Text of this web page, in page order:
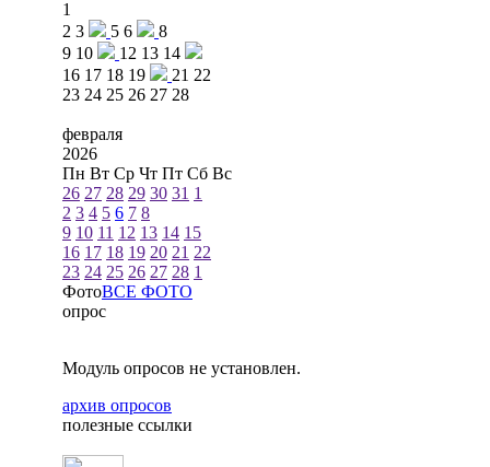
1
2 3 5 6
8
9 10 12 13 14
16 17 18 19 21 22
23 24 25 26 27 28
февраля
2026
Пн Вт Ср Чт Пт Сб Вс
26 27 28 29 30 31 1
2 3 4 5 6 7 8
9 10 11 12 13 14 15
16 17 18 19 20 21 22
23 24 25 26 27 28 1
ФотоВСЕ ФОТО
опрос
Модуль опросов не установлен.
архив опросов
полезные ссылки